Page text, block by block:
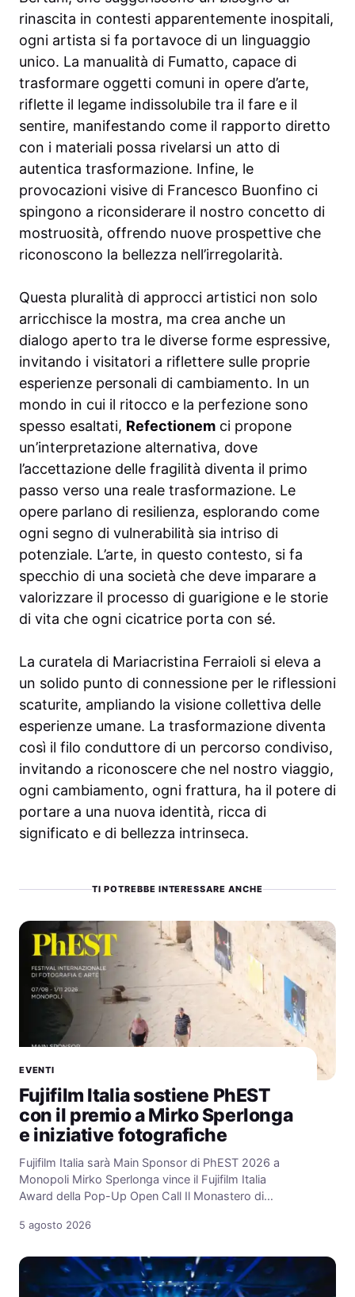
rinascita in contesti apparentemente inospitali,
ogni artista si fa portavoce di un linguaggio
unico. La manualità di Fumatto, capace di
trasformare oggetti comuni in opere d’arte,
riflette il legame indissolubile tra il fare e il
sentire, manifestando come il rapporto diretto
con i materiali possa rivelarsi un atto di
autentica trasformazione. Infine, le
provocazioni visive di Francesco Buonfino ci
spingono a riconsiderare il nostro concetto di
mostruosità, offrendo nuove prospettive che
riconoscono la bellezza nell’irregolarità.
Questa pluralità di approcci artistici non solo
arricchisce la mostra, ma crea anche un
dialogo aperto tra le diverse forme espressive,
invitando i visitatori a riflettere sulle proprie
esperienze personali di cambiamento. In un
mondo in cui il ritocco e la perfezione sono
spesso esaltati, Refectionem ci propone
un’interpretazione alternativa, dove
l’accettazione delle fragilità diventa il primo
passo verso una reale trasformazione. Le
opere parlano di resilienza, esplorando come
ogni segno di vulnerabilità sia intriso di
potenziale. L’arte, in questo contesto, si fa
specchio di una società che deve imparare a
valorizzare il processo di guarigione e le storie
di vita che ogni cicatrice porta con sé.
La curatela di Mariacristina Ferraioli si eleva a
un solido punto di connessione per le riflessioni
scaturite, ampliando la visione collettiva delle
esperienze umane. La trasformazione diventa
così il filo conduttore di un percorso condiviso,
invitando a riconoscere che nel nostro viaggio,
ogni cambiamento, ogni frattura, ha il potere di
portare a una nuova identità, ricca di
significato e di bellezza intrinseca.
TI POTREBBE INTERESSARE ANCHE
EVENTI
Fujifilm Italia sostiene PhEST
con il premio a Mirko Sperlonga
e iniziative fotografiche
Fujifilm Italia sarà Main Sponsor di PhEST 2026 a
Monopoli Mirko Sperlonga vince il Fujifilm Italia
Award della Pop-Up Open Call Il Monastero di…
5 agosto 2026